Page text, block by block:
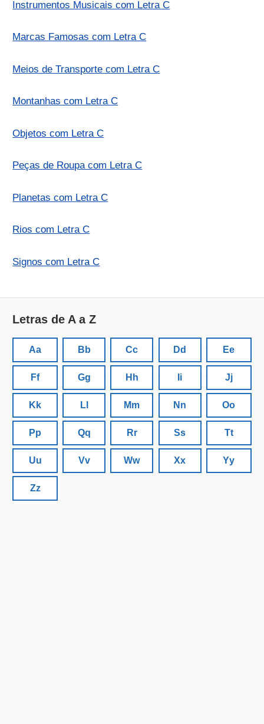
Instrumentos Musicais com Letra C
Marcas Famosas com Letra C
Meios de Transporte com Letra C
Montanhas com Letra C
Objetos com Letra C
Peças de Roupa com Letra C
Planetas com Letra C
Rios com Letra C
Signos com Letra C
Letras de A a Z
Aa Bb Cc Dd Ee
Ff Gg Hh Ii Jj
Kk Ll Mm Nn Oo
Pp Qq Rr Ss Tt
Uu Vv Ww Xx Yy
Zz